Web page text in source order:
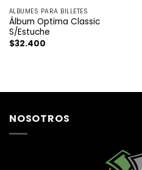
ÁLBUMES PARA BILLETES
Álbum Optima Classic
S/Estuche
$32.400
NOSOTROS